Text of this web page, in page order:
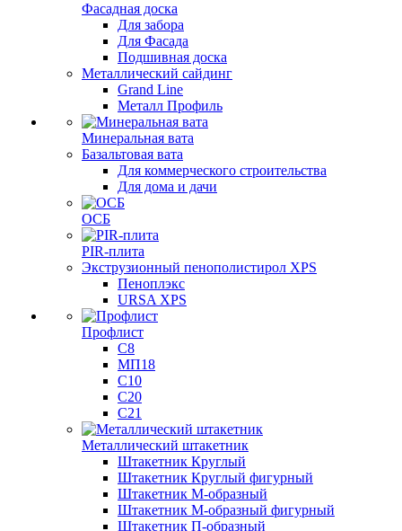
Фасадная доска
Для забора
Для Фасада
Подшивная доска
Металлический сайдинг
Grand Line
Металл Профиль
Минеральная вата
Базальтовая вата
Для коммерческого строительства
Для дома и дачи
ОСБ
PIR-плита
Экструзионный пенополистирол XPS
Пеноплэкс
URSA XPS
Профлист
С8
МП18
С10
С20
С21
Металлический штакетник
Штакетник Круглый
Штакетник Круглый фигурный
Штакетник М-образный
Штакетник М-образный фигурный
Штакетник П-образный